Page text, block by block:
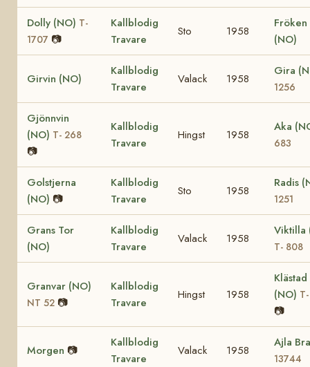
Dolly (NO) T-
1707 📷
Kallblodig
Travare
Sto 1958
(NO)
Girvin (NO)
Kallblodig
Travare
Valack 1958
Gira
1256
Gjönnvin
(NO) T- 268
📷
Kallblodig
Travare
Hingst 1958
Aka
683
Golstjerna
(NO) 📷
Kallblodig
Travare
Sto 1958
Radis
1251
Grans Tor
(NO)
Kallblodig
Travare
Valack 1958
Viktilla
T- 808
Granvar (NO)
NT 52 📷
Kallblodig
Travare
Hingst 1958
(NO)
📷
Morgen 📷
Kallblodig
Travare
Valack 1958
Ajla
13744